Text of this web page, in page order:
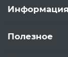
Информация
Полезное